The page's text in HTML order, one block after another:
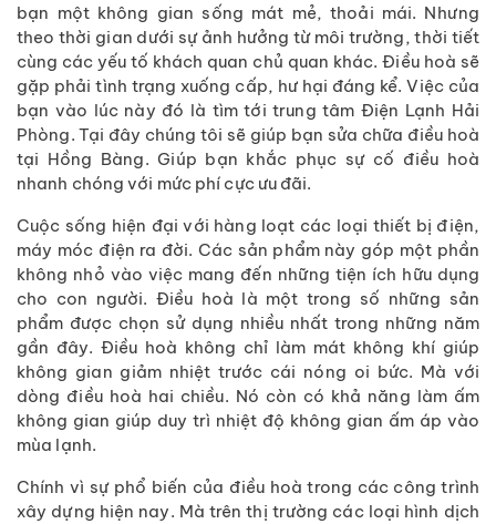
bạn một không gian sống mát mẻ, thoải mái. Nhưng
theo thời gian dưới sự ảnh hưởng từ môi trường, thời tiết
cùng các yếu tố khách quan chủ quan khác. Điều hoà sẽ
gặp phải tình trạng xuống cấp, hư hại đáng kể. Việc của
bạn vào lúc này đó là tìm tới trung tâm Điện Lạnh Hải
Phòng. Tại đây chúng tôi sẽ giúp bạn sửa chữa điều hoà
tại Hồng Bàng. Giúp bạn khắc phục sự cố điều hoà
nhanh chóng với mức phí cực ưu đãi.
Cuộc sống hiện đại với hàng loạt các loại thiết bị điện,
máy móc điện ra đời. Các sản phẩm này góp một phần
không nhỏ vào việc mang đến những tiện ích hữu dụng
cho con người. Điều hoà là một trong số những sản
phẩm được chọn sử dụng nhiều nhất trong những năm
gần đây. Điều hoà không chỉ làm mát không khí giúp
không gian giảm nhiệt trước cái nóng oi bức. Mà với
dòng điều hoà hai chiều. Nó còn có khả năng làm ấm
không gian giúp duy trì nhiệt độ không gian ấm áp vào
mùa lạnh.
Chính vì sự phổ biến của điều hoà trong các công trình
xây dựng hiện nay. Mà trên thị trường các loại hình dịch